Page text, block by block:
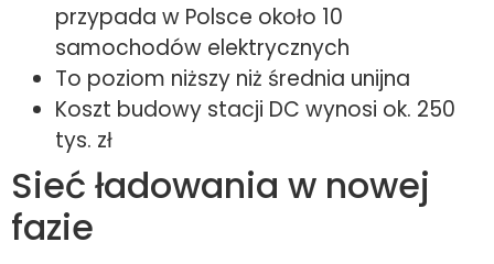
przypada w Polsce około 10
samochodów elektrycznych
To poziom niższy niż średnia unijna
Koszt budowy stacji DC wynosi ok. 250
tys. zł
Sieć ładowania w nowej
fazie